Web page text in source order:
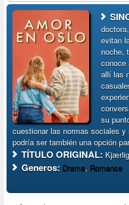
evitan
noche,
conoce
allí las
su
cuestionar las normas sociales
podría ser también una opción
TÍTULO ORIGINAL:
Generos: Drama, Romance